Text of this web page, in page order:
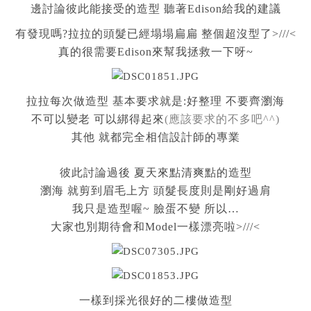
邊討論彼此能接受的造型 聽著Edison給我的建議
有發現嗎?拉拉的頭髮已經塌塌扁扁 整個超沒型了>///<
真的很需要Edison來幫我拯救一下呀~
拉拉每次做造型 基本要求就是:好整理 不要齊瀏海
不可以變老 可以綁得起來(應該要求的不多吧^^)
其他 就都完全相信設計師的專業
彼此討論過後 夏天來點清爽點的造型
瀏海 就剪到眉毛上方 頭髮長度則是剛好過肩
我只是造型喔~ 臉蛋不變 所以…
大家也別期待會和Model一樣漂亮啦>///<
一樣到採光很好的二樓做造型